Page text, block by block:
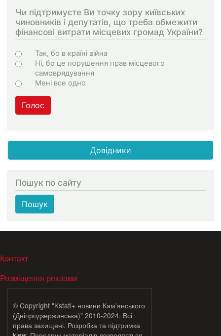
Чи підтримуєте Ви точку зору київських
чиновників і депутатів, що треба обмежити
фінансові витрати місцевих громад України?
Choices
Так, бо в країні війна
Ні, бо це порушення прав місцевого
самоврядування
Мені все одно
Голос
Довідники
Пошук по сайту
Пошук
МЕНЮ В ПОДВАЛЕ
Контакт
Розміщення реклами
© Copyright "Kstati+ новини Кам'янського
(Дніпродзержинська)" 2010-2024. Всі
права захищені. Розробка та підтримка